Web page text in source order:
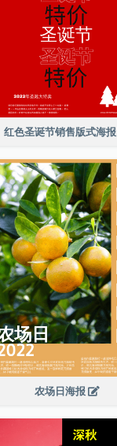
红色圣诞节销售版式海报
农场日海报